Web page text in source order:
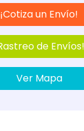
¡Cotiza un Envío!
de Envíos!
Ver Mapa